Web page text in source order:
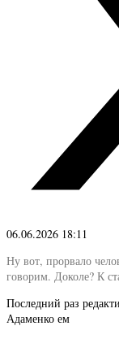
06.06.2026 18:11
Ну вот, прорвало
говорим. Доколе? К
Последний раз
Адаменко ем